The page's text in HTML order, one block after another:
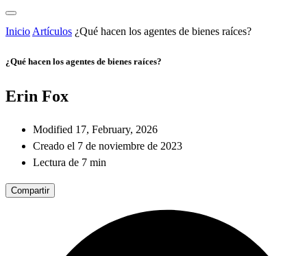
Inicio Artículos ¿Qué hacen los agentes de bienes raíces?
¿Qué hacen los agentes de bienes raíces?
Erin Fox
Modified 17, February, 2026
Creado el 7 de noviembre de 2023
Lectura de 7 min
Compartir